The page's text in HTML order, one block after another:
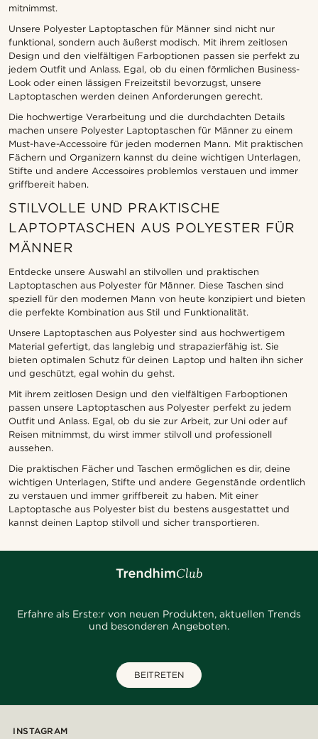
mitnimmst.
Unsere Polyester Laptoptaschen für Männer sind nicht nur
funktional, sondern auch äußerst modisch. Mit ihrem zeitlosen
Design und den vielfältigen Farboptionen passen sie perfekt zu
jedem Outfit und Anlass. Egal, ob du einen förmlichen Business-
Look oder einen lässigen Freizeitstil bevorzugst, unsere
Laptoptaschen werden deinen Anforderungen gerecht.
Die hochwertige Verarbeitung und die durchdachten Details
machen unsere Polyester Laptoptaschen für Männer zu einem
Must-have-Accessoire für jeden modernen Mann. Mit praktischen
Fächern und Organizern kannst du deine wichtigen Unterlagen,
Stifte und andere Accessoires problemlos verstauen und immer
griffbereit haben.
STILVOLLE UND PRAKTISCHE
LAPTOPTASCHEN AUS POLYESTER FÜR
MÄNNER
Entdecke unsere Auswahl an stilvollen und praktischen
Laptoptaschen aus Polyester für Männer. Diese Taschen sind
speziell für den modernen Mann von heute konzipiert und bieten
die perfekte Kombination aus Stil und Funktionalität.
Unsere Laptoptaschen aus Polyester sind aus hochwertigem
Material gefertigt, das langlebig und strapazierfähig ist. Sie
bieten optimalen Schutz für deinen Laptop und halten ihn sicher
und geschützt, egal wohin du gehst.
Mit ihrem zeitlosen Design und den vielfältigen Farboptionen
passen unsere Laptoptaschen aus Polyester perfekt zu jedem
Outfit und Anlass. Egal, ob du sie zur Arbeit, zur Uni oder auf
Reisen mitnimmst, du wirst immer stilvoll und professionell
aussehen.
Die praktischen Fächer und Taschen ermöglichen es dir, deine
wichtigen Unterlagen, Stifte und andere Gegenstände ordentlich
zu verstauen und immer griffbereit zu haben. Mit einer
Laptoptasche aus Polyester bist du bestens ausgestattet und
kannst deinen Laptop stilvoll und sicher transportieren.
Erfahre als Erste:r von neuen Produkten, aktuellen Trends
und besonderen Angeboten.
BEITRETEN
INSTAGRAM